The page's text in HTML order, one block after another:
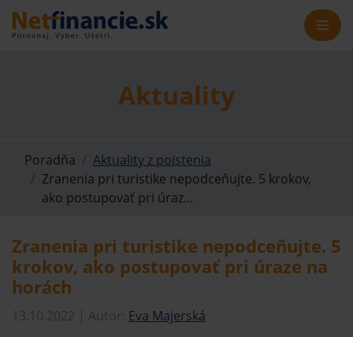
Aktuality
Poradňa
Aktuality z poistenia
Zranenia pri turistike nepodceňujte. 5 krokov,
ako postupovať pri úraz...
Zranenia pri turistike nepodceňujte. 5
krokov, ako postupovať pri úraze na
horách
13.10.2022 | Autor: Eva Majerská